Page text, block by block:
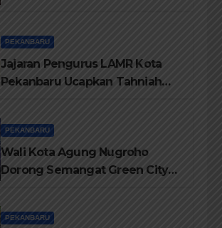
PEKANBARU
Jajaran Pengurus LAMR Kota
Pekanbaru Ucapkan Tahniah
PEKANBARU
Wali Kota Agung Nugroho
Dorong Semangat Green City
PEKANBARU